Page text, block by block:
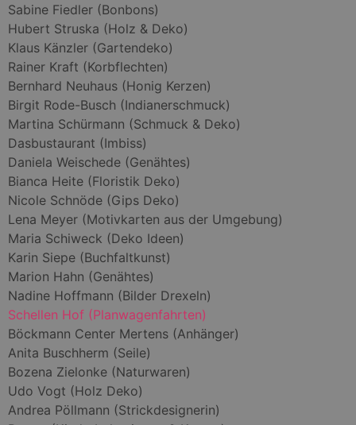
Sabine Fiedler (Bonbons)
Hubert Struska (Holz & Deko)
Klaus Känzler (Gartendeko)
Rainer Kraft (Korbflechten)
Bernhard Neuhaus (Honig Kerzen)
Birgit Rode-Busch (Indianerschmuck)
Martina Schürmann (Schmuck & Deko)
Dasbustaurant (Imbiss)
Daniela Weischede (Genähtes)
Bianca Heite (Floristik Deko)
Nicole Schnöde (Gips Deko)
Lena Meyer (Motivkarten aus der Umgebung)
Maria Schiweck (Deko Ideen)
Karin Siepe (Buchfaltkunst)
Marion Hahn (Genähtes)
Nadine Hoffmann (Bilder Drexeln)
Schellen Hof (Planwagenfahrten)
Böckmann Center Mertens (Anhänger)
Anita Buschherm (Seile)
Bozena Zielonke (Naturwaren)
Udo Vogt (Holz Deko)
Andrea Pöllmann (Strickdesignerin)